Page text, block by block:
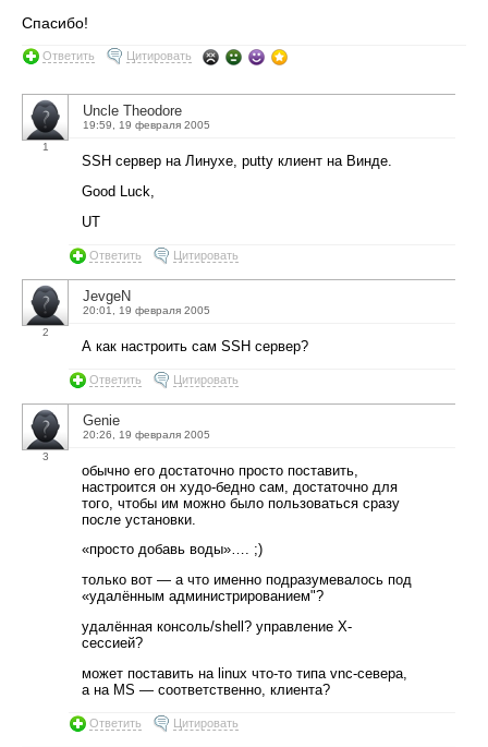
Спасибо!
Ответить Цитировать
1
Uncle Theodore
19:59, 19 февраля 2005
SSH сервер на Линухе, putty клиент на Винде.
Good Luck,
UT
Ответить Цитировать
2
JevgeN
20:01, 19 февраля 2005
А как настроить сам SSH сервер?
Ответить Цитировать
3
Genie
20:26, 19 февраля 2005
обычно его достаточно просто поставить,
настроится он худо-бедно сам, достаточно для
того, чтобы им можно было пользоваться сразу
после установки.
«просто добавь воды»…. ;)
только вот — а что именно подразумевалось под
«удалённым администрированием"?
удалённая консоль/shell? управление X-
сессией?
может поставить на linux что-то типа vnc-севера,
а на MS — соответственно, клиента?
Ответить Цитировать